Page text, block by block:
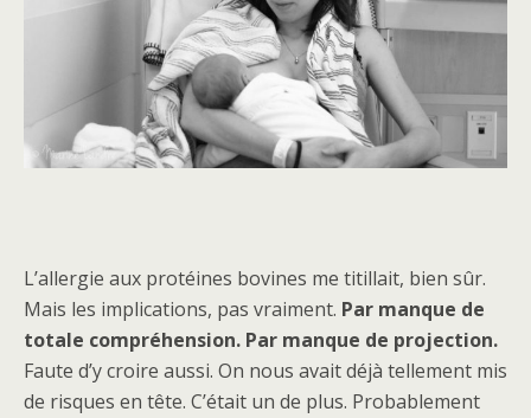
L’allergie aux protéines bovines me titillait, bien sûr.
Mais les implications, pas vraiment. Par manque de
totale compréhension. Par manque de projection.
Faute d’y croire aussi. On nous avait déjà tellement mis
de risques en tête. C’était un de plus. Probablement